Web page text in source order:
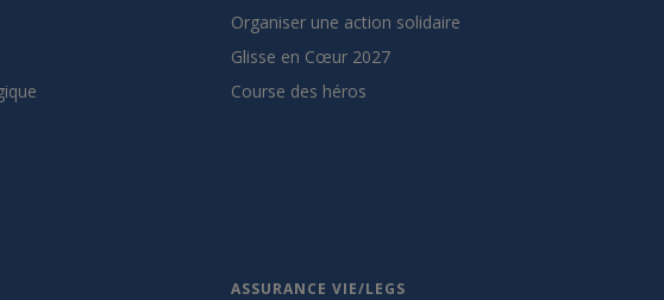
Organiser une action solidaire
Glisse en Cœur 2027
Course des héros
ASSURANCE VIE/LEGS